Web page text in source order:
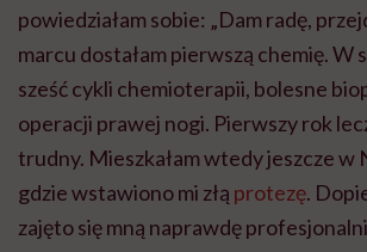
powiedziałam sobie: „Dam radę,
marcu dostałam pierwszą chemię. W
sześć cykli chemioterapii, bolesne
operacji prawej nogi. Pierwszy rok
trudny. Mieszkałam wtedy jeszcze w
gdzie wstawiono mi złą protezę.
zajęto się mną naprawdę